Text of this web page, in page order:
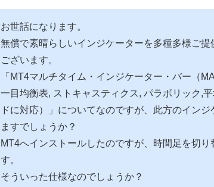
お世話になります。
無償で素晴らしいインジケーターを多種多様ご提
ございます。
「MT4マルチタイム・インジケーター・バー（
一目均衡表, ストキャスティクス, パラボリック,
ドに対応）」についてなのですが、此方のイン
ますでしょうか？
MT4へインストールしたのですが、時間足を切
す。
そういった仕様なのでしょうか？